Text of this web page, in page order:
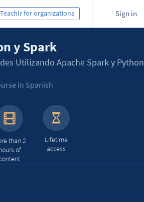
Sign in
Teachlr for organizations
y Spark
Utilizando Apache Spark y Python
in Spanish
than 2
of
Lifetime
access